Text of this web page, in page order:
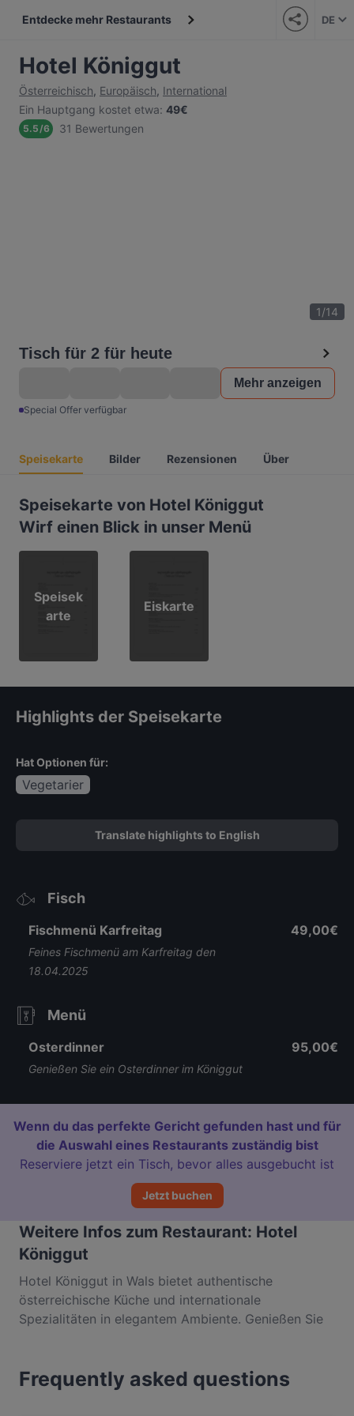
Entdecke mehr Restaurants DE
Hotel Königgut
Österreichisch, Europäisch, International
Ein Hauptgang kostet etwa: 49€
5.5/6 31 Bewertungen
1/14
Tisch für 2 für heute
Mehr anzeigen
Special Offer verfügbar
Speisekarte Bilder Rezensionen Über
Speisekarte von Hotel Königgut
Wirf einen Blick in unser Menü
Speisek
arte
Eiskarte
Highlights der Speisekarte
Hat Optionen für:
Vegetarier
Translate highlights to English
Fisch
Fischmenü Karfreitag
Feines Fischmenü am Karfreitag den
18.04.2025
49,00€
Menü
Osterdinner
Genießen Sie ein Osterdinner im Königgut
95,00€
Wenn du das perfekte Gericht gefunden hast und für
die Auswahl eines Restaurants zuständig bist
Reserviere jetzt ein Tisch, bevor alles ausgebucht ist
Jetzt buchen
Weitere Infos zum Restaurant: Hotel
Königgut
Hotel Königgut in Wals bietet authentische
österreichische Küche und internationale
Spezialitäten in elegantem Ambiente. Genießen Sie
zubereitet mit frischen, lokalen Zutaten. Das stilvolle
Restaurant verbindet traditionelle Gemütlichkeit mit
Frequently asked questions